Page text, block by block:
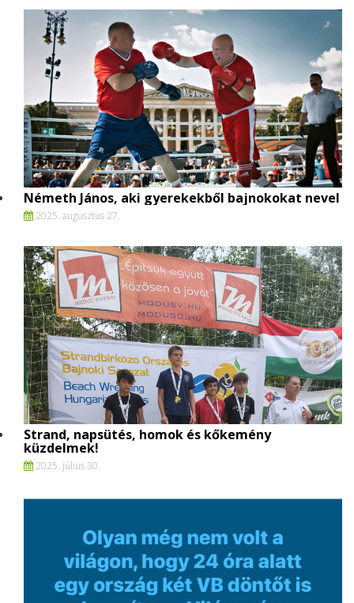
Németh János, aki gyerekekből bajnokokat nevel
2025. augusztus 27.
Strand, napsütés, homok és kőkemény
küzdelmek!
2025. július 30.